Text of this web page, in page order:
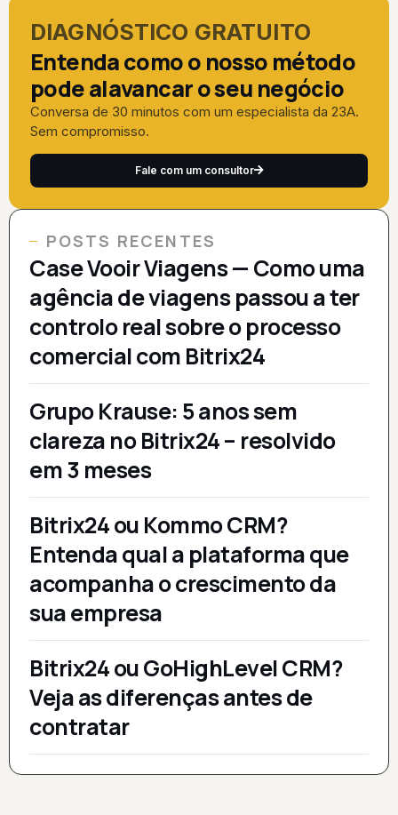
DIAGNÓSTICO GRATUITO
Entenda como o nosso método
pode alavancar o seu negócio
Conversa de 30 minutos com um especialista da 23A.
Sem compromisso.
Fale com um consultor
POSTS RECENTES
Case Vooir Viagens — Como uma
agência de viagens passou a ter
controlo real sobre o processo
comercial com Bitrix24
Grupo Krause: 5 anos sem
clareza no Bitrix24 – resolvido
em 3 meses
Bitrix24 ou Kommo CRM?
Entenda qual a plataforma que
acompanha o crescimento da
sua empresa
Bitrix24 ou GoHighLevel CRM?
Veja as diferenças antes de
contratar